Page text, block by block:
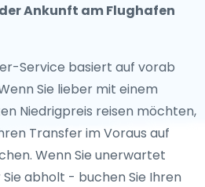
Ankunft am Flughafen
Service basiert auf vorab
Sie lieber mit einem
Niedrigpreis reisen möchten,
Transfer im Voraus auf
Wenn Sie unerwartet
abholt - buchen Sie Ihren